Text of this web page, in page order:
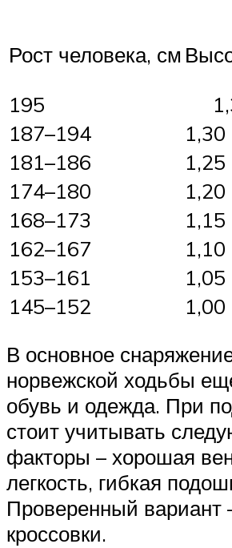
Рост человека, см
195
187–194
1,30
181–186
1,25
174–180
1,20
168–173
1,15
162–167
1,10
153–161
1,05
145–152
1,00
В основное
норвежской ходьбы
обувь и одежда. При
стоит учитывать
факторы – хорошая
легкость, гибкая
Проверенный вариант
кроссовки.